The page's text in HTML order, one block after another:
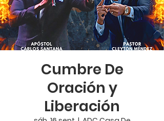
Cumbre De
Oración y
Liberación